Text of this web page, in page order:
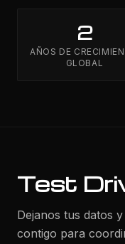
2
AÑOS DE
GLOBAL
Test
Dejanos tus datos
contigo para